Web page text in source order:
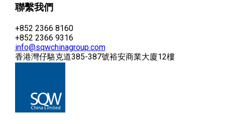
聯繫我們
+852 2366 8160
+852 2366 9316
info@sqwchinagroup.com
香港灣仔駱克道385-387號裕安商業大廈12樓